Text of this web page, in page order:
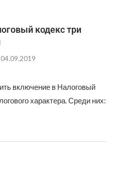
кодекс три
04.09.2019
включение в Налоговый
характера. Среди них: